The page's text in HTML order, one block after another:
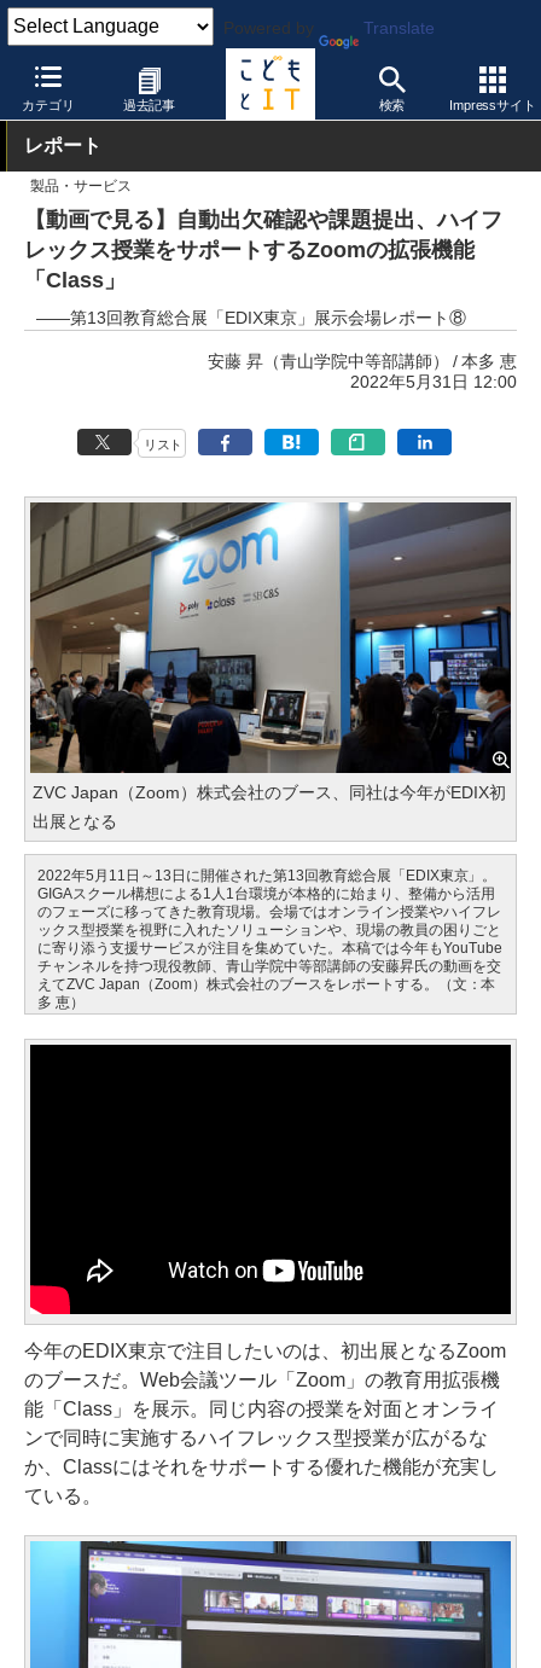
Powered by Translate
カテゴリ 過去記事 検索 Impressサイト
こどもとIT 製品・サービス 授業支援システム
レポート
製品・サービス
【動画で見る】自動出欠確認や課題提出、ハイフ
レックス授業をサポートするZoomの拡張機能
「Class」
――第13回教育総合展「EDIX東京」展示会場レポート⑧
安藤 昇（青山学院中等部講師）
本多 恵
2022年5月31日 12:00
リスト
ZVC Japan（Zoom）株式会社のブース、同社は今年がEDIX初
出展となる
2022年5月11日～13日に開催された第13回教育総合展「EDIX東京」。
GIGAスクール構想による1人1台環境が本格的に始まり、整備から活用
のフェーズに移ってきた教育現場。会場ではオンライン授業やハイフレ
ックス型授業を視野に入れたソリューションや、現場の教員の困りごと
に寄り添う支援サービスが注目を集めていた。本稿では今年もYouTube
チャンネルを持つ現役教師、青山学院中等部講師の安藤昇氏の動画を交
えてZVC Japan（Zoom）株式会社のブースをレポートする。（文：本
多 恵）
今年のEDIX東京で注目したいのは、初出展となるZoom
のブースだ。Web会議ツール「Zoom」の教育用拡張機
能「Class」を展示。同じ内容の授業を対面とオンライ
ンで同時に実施するハイフレックス型授業が広がるな
か、Classにはそれをサポートする優れた機能が充実し
ている。